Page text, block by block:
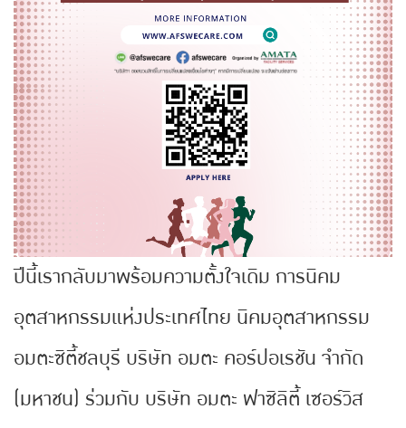
ปีนี้เรากลับมาพร้อมความตั้งใจเดิม การนิคม
อุตสาหกรรมแห่งประเทศไทย นิคมอุตสาหกรรม
อมตะซิตี้ชลบุรี บริษัท อมตะ คอร์ปอเรชัน จำกัด
(มหาชน) ร่วมกับ บริษัท อมตะ ฟาซิลิตี้ เซอร์วิส